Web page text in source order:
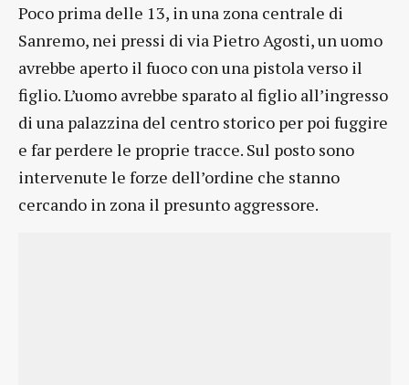
Poco prima delle 13, in una zona centrale di
Sanremo, nei pressi di via Pietro Agosti, un uomo
avrebbe aperto il fuoco con una pistola verso il
figlio. L’uomo avrebbe sparato al figlio all’ingresso
di una palazzina del centro storico per poi fuggire
e far perdere le proprie tracce. Sul posto sono
intervenute le forze dell’ordine che stanno
cercando in zona il presunto aggressore.